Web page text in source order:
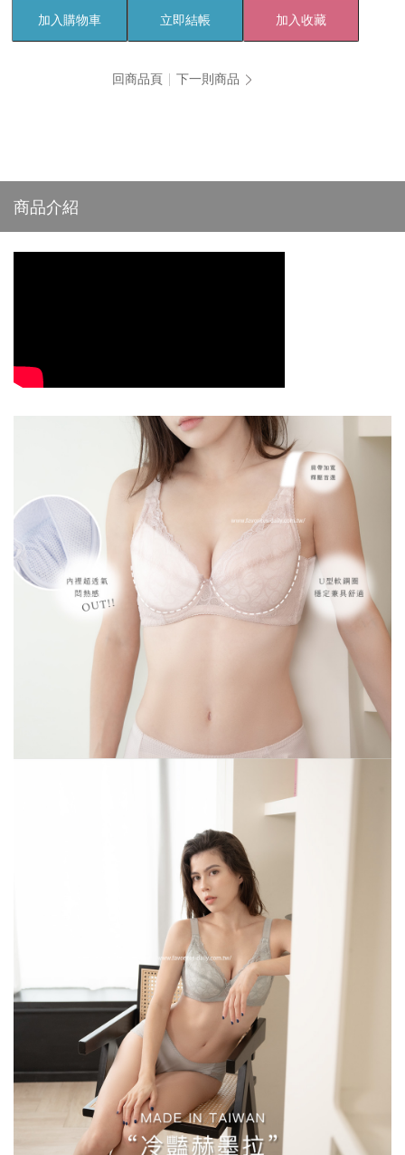
加入購物車 立即結帳 加入收藏
回商品頁 下一則商品
商品介紹